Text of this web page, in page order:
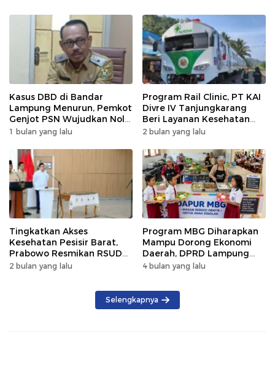
Kasus DBD di Bandar
Lampung Menurun, Pemkot
Genjot PSN Wujudkan Nol
Kematian
1 bulan yang lalu
Program Rail Clinic, PT KAI
Divre IV Tanjungkarang
Beri Layanan Kesehatan
Gratis 250 Warga
2 bulan yang lalu
Tingkatkan Akses
Kesehatan Pesisir Barat,
Prabowo Resmikan RSUD
KH Muhammad Thohir
2 bulan yang lalu
Program MBG Diharapkan
Mampu Dorong Ekonomi
Daerah, DPRD Lampung
Tekankan Pemanfaatan
4 bulan yang lalu
Selengkapnya